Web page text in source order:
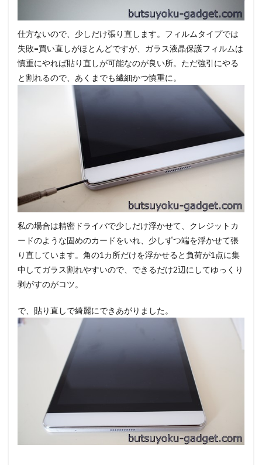
仕方ないので、少しだけ張り直します。フィルムタイプでは
失敗=買い直しがほとんどですが、ガラス液晶保護フィルムは
慎重にやれば貼り直しが可能なのが良い所。ただ強引にやる
と割れるので、あくまでも繊細かつ慎重に。
私の場合は精密ドライバで少しだけ浮かせて、クレジットカ
ードのような固めのカードをいれ、少しずつ端を浮かせて張
り直しています。角の1カ所だけを浮かせると負荷が1点に集
中してガラス割れやすいので、できるだけ2辺にしてゆっくり
剥がすのがコツ。
で、貼り直しで綺麗にできあがりました。